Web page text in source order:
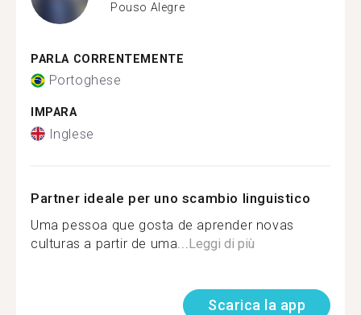
Pouso Alegre
PARLA CORRENTEMENTE
Portoghese
IMPARA
Inglese
Partner ideale per uno scambio linguistico
Uma pessoa que gosta de aprender novas
culturas a partir de uma... Leggi di più
Scarica la app